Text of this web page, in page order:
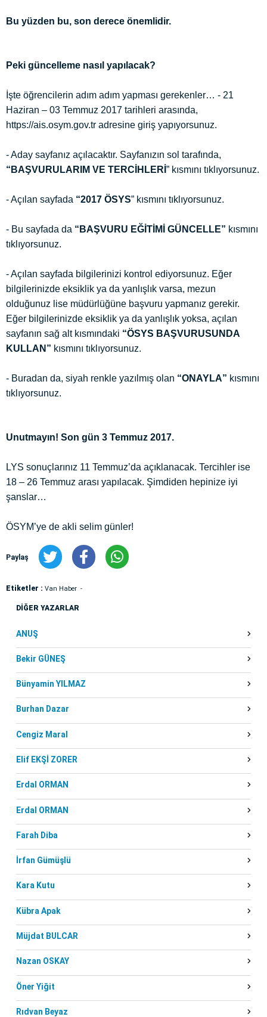
Bu yüzden bu, son derece önemlidir.
Peki güncelleme nasıl yapılacak?
İşte öğrencilerin adım adım yapması gerekenler… - 21
Haziran – 03 Temmuz 2017 tarihleri arasında,
https://ais.osym.gov.tr adresine giriş yapıyorsunuz.
- Aday sayfanız açılacaktır. Sayfanızın sol tarafında,
“BAŞVURULARIM VE TERCİHLERİ ” kısmını tıklıyorsunuz.
- Açılan sayfada “2017 ÖSYS” kısmını tıklıyorsunuz.
- Bu sayfada da “BAŞVURU EĞİTİMİ GÜNCELLE” kısmını
tıklıyorsunuz.
- Açılan sayfada bilgilerinizi kontrol ediyorsunuz. Eğer
bilgilerinizde eksiklik ya da yanlışlık varsa, mezun
olduğunuz lise müdürlüğüne başvuru yapmanız gerekir.
Eğer bilgilerinizde eksiklik ya da yanlışlık yoksa, açılan
sayfanın sağ alt kısmındaki “ÖSYS BAŞVURUSUNDA
KULLAN” kısmını tıklıyorsunuz.
- Buradan da, siyah renkle yazılmış olan “ONAYLA” kısmını
tıklıyorsunuz.
Unutmayın! Son gün 3 Temmuz 2017.
LYS sonuçlarınız 11 Temmuz’da açıklanacak. Tercihler ise
18 – 26 Temmuz arası yapılacak. Şimdiden hepinize iyi
şanslar…
ÖSYM’ye de akli selim günler!
Paylaş
Etiketler : Van Haber
DİĞER YAZARLAR
ANUŞ
Bekir GÜNEŞ
Bünyamin YILMAZ
Burhan Dazar
Cengiz Maral
Elif EKŞİ ZORER
Erdal ORMAN
Erdal ORMAN
Farah Diba
İrfan Gümüşlü
Kara Kutu
Kübra Apak
Müjdat BULCAR
Nazan OSKAY
Öner Yiğit
Rıdvan Beyaz